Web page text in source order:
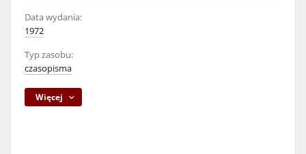
Data wydania:
1972
Typ zasobu:
czasopisma
Więcej